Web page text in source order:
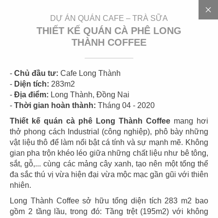
DỰ ÁN QUÁN CAFE – TRÀ SỮA
THIẾT KẾ QUÁN CÀ PHÊ LONG
THÀNH COFFEE
- Chủ đầu tư: Cafe Long Thành
- Diện tích: 283m2
- Địa điểm: Long Thành, Đồng Nai
- Thời gian hoàn thành: Tháng 04 - 2020
Thiết kế quán cà phê Long Thành Coffee mang hơi
thở phong cách Industrial (công nghiệp), phô bày những
vật liệu thô để làm nổi bật cá tính và sự mạnh mẽ. Không
gian pha trộn khéo léo giữa những chất liệu như bê tông,
sắt, gỗ,... cùng các mảng cây xanh, tạo nên một tổng thể
đa sắc thú vị vừa hiện đại vừa mộc mạc gần gũi với thiên
nhiên.
Long Thành Coffee sở hữu tổng diện tích 283 m2 bao
gồm 2 tầng lầu, trong đó: Tầng trệt (195m2) với không
D Ự Á N
CÁC DỰ ÁN
QUÁN CAFE – TRÀ SỮA
Cafe - trà sữalà nơi gặp gỡ, trò chuyện, thư giãn cùng
nhau của nhiều bạn trẻ. Và còn gì tuyệt vời hơn khi